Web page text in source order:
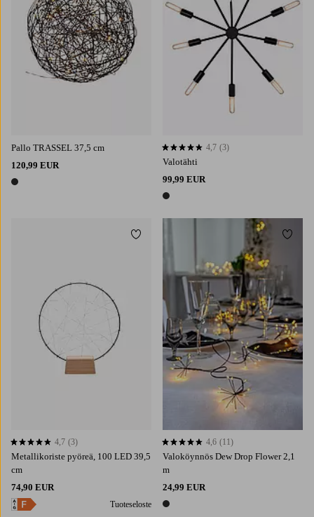
Pallo TRASSEL 37,5 cm
120,99 EUR
1 väri
Valotähti
99,99 EUR
1 väri
4,7 perustuen 3 arvosanaan
4,7 (3)
Metallikoriste pyöreä, 100 LED 39,5
cm
74,90 EUR
Tuoteseloste
4,7 perustuen 3 arvosanaan
4,7 (3)
Lisää suosikkeihin
Valoköynnös Dew Drop Flower 2,1
m
24,99 EUR
1 väri
4,6 perustuen 11 arvosanaan
4,6 (11)
Lisää